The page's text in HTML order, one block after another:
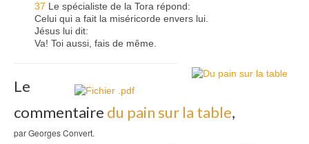
37 Le spécialiste de la Tora répond:
Celui qui a fait la miséricorde envers lui.
Jésus lui dit:
Va! Toi aussi, fais de même.
Le
commentaire du pain sur la table,
par Georges Convert.